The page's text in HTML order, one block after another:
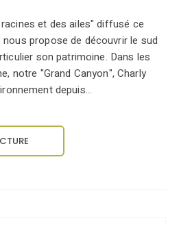
et des ailes" diffusé ce
propose de découvrir le sud
son patrimoine. Dans les
notre "Grand Canyon", Charly
depuis…